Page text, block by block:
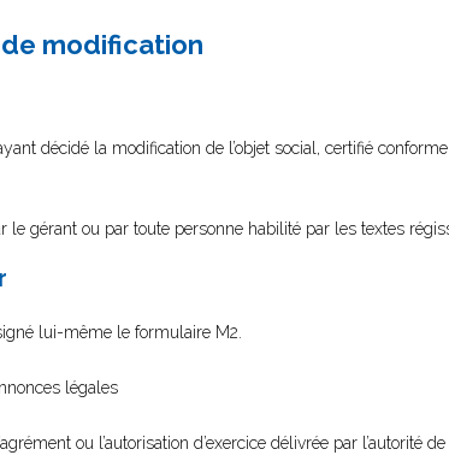
modification
décidé la modification de l’objet social, certifié
gérant ou par toute personne habilité par les textes
lui-même le formulaire M2.
légales
ou l’autorisation d’exercice délivrée par l’autorité